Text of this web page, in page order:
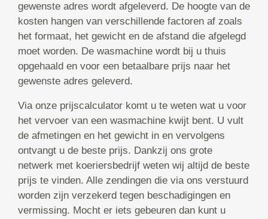
gewenste adres wordt afgeleverd. De hoogte van de
kosten hangen van verschillende factoren af zoals
het formaat, het gewicht en de afstand die afgelegd
moet worden. De wasmachine wordt bij u thuis
opgehaald en voor een betaalbare prijs naar het
gewenste adres geleverd.
Via onze prijscalculator komt u te weten wat u voor
het vervoer van een wasmachine kwijt bent. U vult
de afmetingen en het gewicht in en vervolgens
ontvangt u de beste prijs. Dankzij ons grote
netwerk met koeriersbedrijf weten wij altijd de beste
prijs te vinden. Alle zendingen die via ons verstuurd
worden zijn verzekerd tegen beschadigingen en
vermissing. Mocht er iets gebeuren dan kunt u